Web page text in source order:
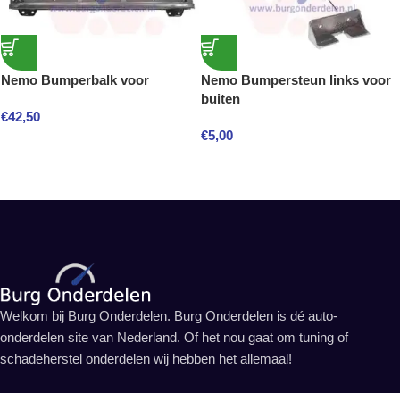
Nemo Bumperbalk voor
€42,50
Nemo Bumpersteun links voor
buiten
€5,00
Welkom bij Burg Onderdelen. Burg Onderdelen is dé auto-
onderdelen site van Nederland. Of het nou gaat om tuning of
schadeherstel onderdelen wij hebben het allemaal!